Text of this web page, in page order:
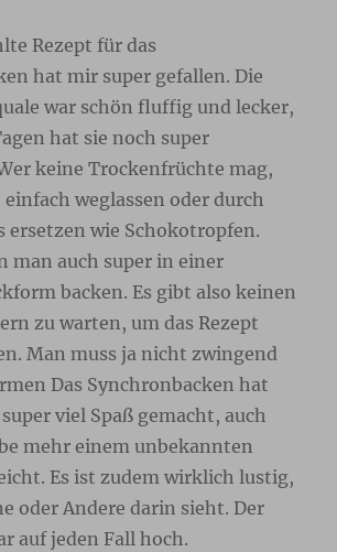
Rezept für das
hat mir super gefallen. Die
war schön fluffig und lecker,
hat sie noch super
keine Trockenfrüchte mag,
weglassen oder durch
ersetzen wie Schokotropfen.
man auch super in einer
backen. Es gibt also keinen
zu warten, um das Rezept
Man muss ja nicht zwingend
Das Synchronbacken hat
viel Spaß gemacht, auch
mehr einem unbekannten
Es ist zudem wirklich lustig,
oder Andere darin sieht. Der
auf jeden Fall hoch.